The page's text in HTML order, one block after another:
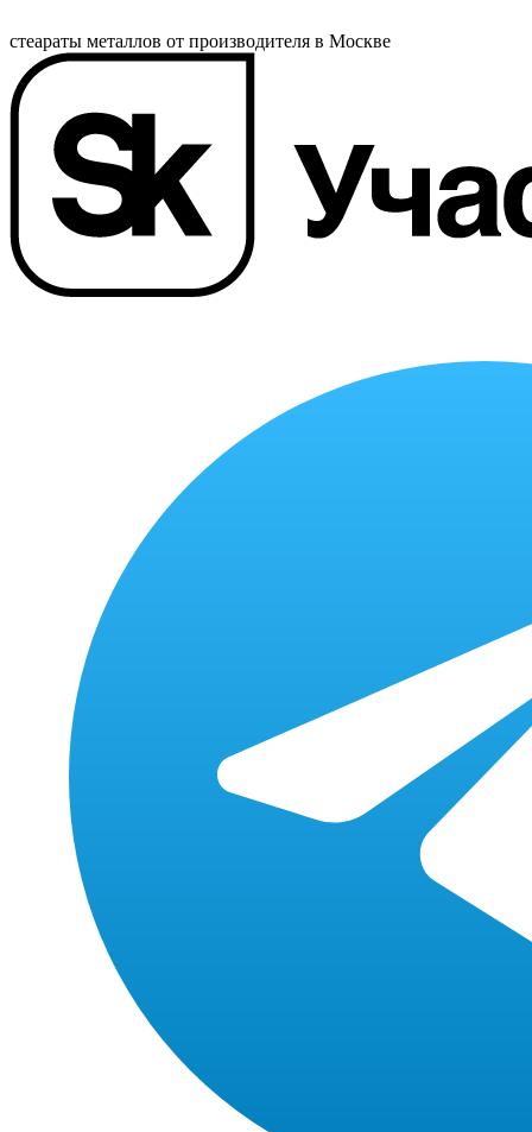
стеараты металлов от производителя в Москве